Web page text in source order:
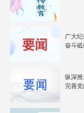
广大纪
奋斗
纵深推
完善